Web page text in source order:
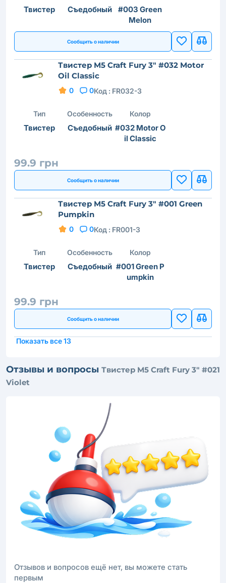
Твистер Съедобный
#003 Green
Melon
Сообщить о наличии
Твистер M5 Craft Fury 3" #032 Motor
Oil Classic
0 0Код : FR032-3
Тип
Твистер
Особенность
Съедобный
Колор
#032 Motor O
il Classic
99.9 грн
Сообщить о наличии
Твистер M5 Craft Fury 3" #001 Green
Pumpkin
0 0Код : FR001-3
Тип
Твистер
Особенность
Съедобный
Колор
#001 Green P
umpkin
99.9 грн
Сообщить о наличии
Показать все 13
Отзывы и вопросы Твистер M5 Craft Fury 3" #021
Violet
Отзывов и вопросов ещё нет, вы можете стать
первым